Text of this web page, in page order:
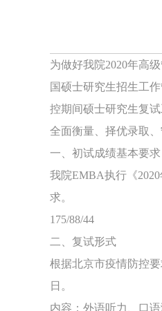
为做好我院2020年高
国硕士研究生招生工
控期间硕士研究生复
全面衡量、择优录取
一、初试成绩基本要求
我院EMBA执行《
求。
175/88/44
二、复试形式
根据北京市疫情防控
日。
内容：外语听力、口